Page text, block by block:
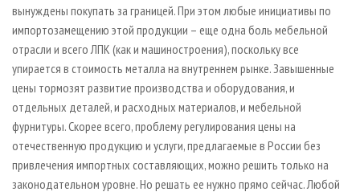
вынуждены покупать за границей. При этом любые инициативы по
импортозамещению этой продукции – еще одна боль мебельной
отрасли и всего ЛПК (как и машиностроения), поскольку все
упирается в стоимость металла на внутреннем рынке. Завышенные
цены тормозят развитие производства и оборудования, и
отдельных деталей, и расходных материалов, и мебельной
фурнитуры. Скорее всего, проблему регулирования цены на
отечественную продукцию и услуги, предлагаемые в России без
привлечения импортных составляющих, можно решить только на
законодательном уровне. Но решать ее нужно прямо сейчас. Любой